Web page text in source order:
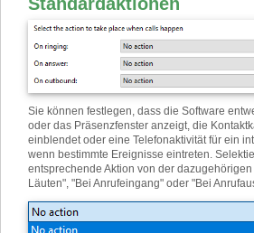
Sie können festlegen, dass die Software
oder das Präsenzfenster anzeigt, die
einblendet oder eine Telefonaktivität für ein
wenn bestimmte Ereignisse eintreten.
entsprechende Aktion von der
Läuten", "Bei Anrufeingang" oder "Bei